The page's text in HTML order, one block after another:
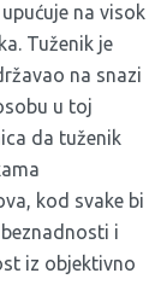
na visok
Tuženik je
na snazi
u toj
da tuženik
kod svake bi
i
iz objektivno